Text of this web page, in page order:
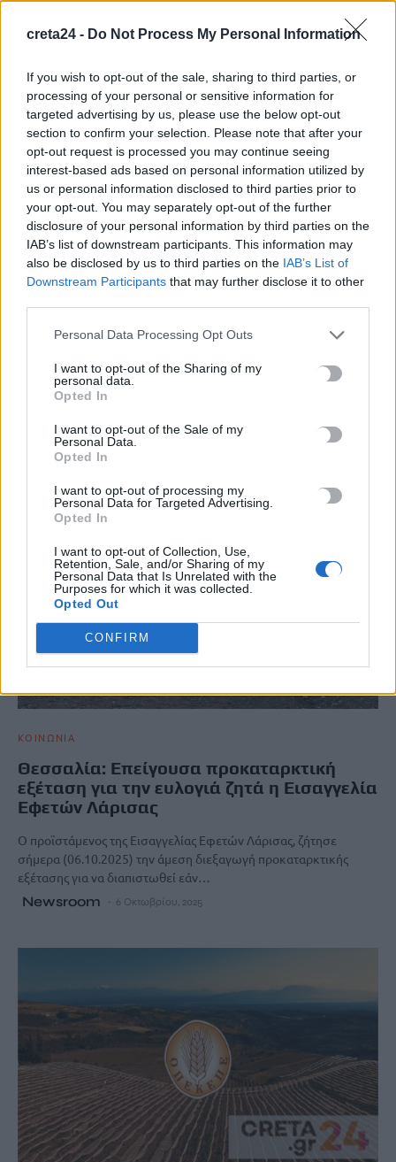
creta24 - Do Not Process My Personal Information
If you wish to opt-out of the sale, sharing to third parties, or
processing of your personal or sensitive information for
targeted advertising by us, please use the below opt-out
section to confirm your selection. Please note that after your
opt-out request is processed you may continue seeing
interest-based ads based on personal information utilized by
us or personal information disclosed to third parties prior to
your opt-out. You may separately opt-out of the further
disclosure of your personal information by third parties on the
IAB’s list of downstream participants. This information may
also be disclosed by us to third parties on the IAB’s List of
Downstream Participants that may further disclose it to other
Personal Data Processing Opt Outs
I want to opt-out of the Sharing of my
personal data.
Opted In
I want to opt-out of the Sale of my
Personal Data.
Opted In
I want to opt-out of processing my
Personal Data for Targeted Advertising.
Opted In
I want to opt-out of Collection, Use,
Retention, Sale, and/or Sharing of my
Personal Data that Is Unrelated with the
Purposes for which it was collected.
Opted Out
CONFIRM
Newsroom 13 Οκτωβρίου, 2025
Κώστας Τσιάρας: Ξεκινά σειρά πληρωμών
προς τους παραγωγούς – Τι είπε για
ευλογιά και ενδεχόμενο lockdown
Μια σειρά πληρωμών προς τους παραγωγούς δρομολογείται το
Υπουργός Αγροτικής Ανάπτυξης…
Newsroom
ΚΟΙΝΩΝΙΑ
Θεσσαλία: Επείγουσα προκαταρκτική
εξέταση για την ευλογιά ζητά η Εισαγγελία
Εφετών Λάρισας
Ο προϊστάμενος της Εισαγγελίας Εφετών Λάρισας, ζήτησε
σήμερα (06.10.2025) την άμεση διεξαγωγή προκαταρκτικής
εξέτασης για να διαπιστωθεί εάν…
Newsroom 6 Οκτωβρίου, 2025